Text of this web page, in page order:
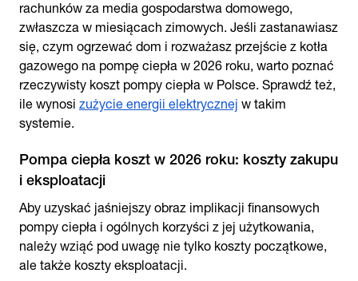
rachunków za media gospodarstwa domowego,
zwłaszcza w miesiącach zimowych. Jeśli zastanawiasz
się, czym ogrzewać dom i rozważasz przejście z kotła
gazowego na pompę ciepła w 2026 roku, warto poznać
rzeczywisty koszt pompy ciepła w Polsce. Sprawdź też,
ile wynosi zużycie energii elektrycznej w takim
systemie.
Pompa ciepła koszt w 2026 roku: koszty zakupu
i eksploatacji
Aby uzyskać jaśniejszy obraz implikacji finansowych
pompy ciepła i ogólnych korzyści z jej użytkowania,
należy wziąć pod uwagę nie tylko koszty początkowe,
ale także koszty eksploatacji.